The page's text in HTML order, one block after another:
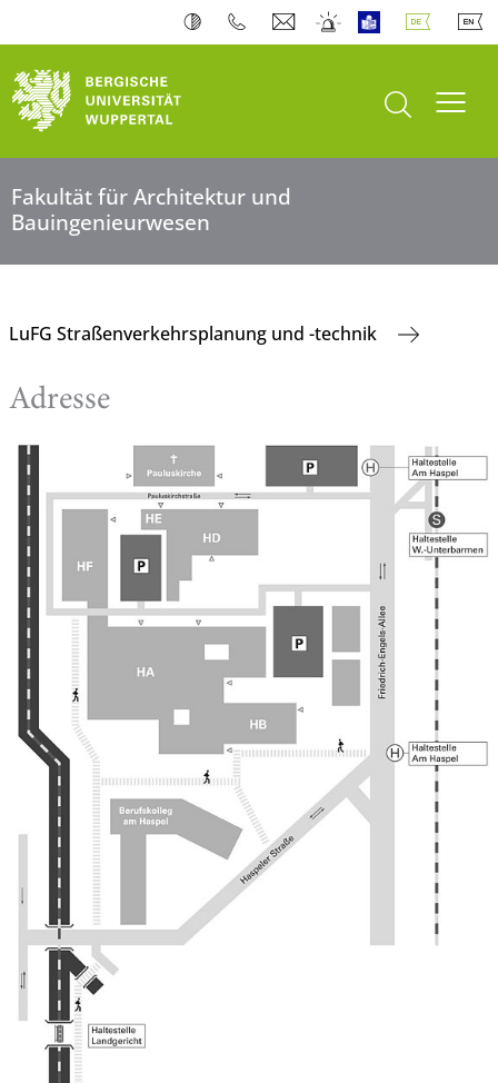
Suche öffnen
Fakultät für Architektur und
Bauingenieurwesen
LuFG Straßenverkehrsplanung und -technik
Adresse